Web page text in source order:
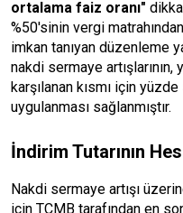
ortalama faiz oranı"
%50'sinin vergi
imkan tanıyan düzenleme
nakdi sermaye
karşılanan kısmı için yüzde
uygulanması sağlanmıştır.
İndirim Tutarının
Nakdi sermaye artışı
için TCMB tarafından en